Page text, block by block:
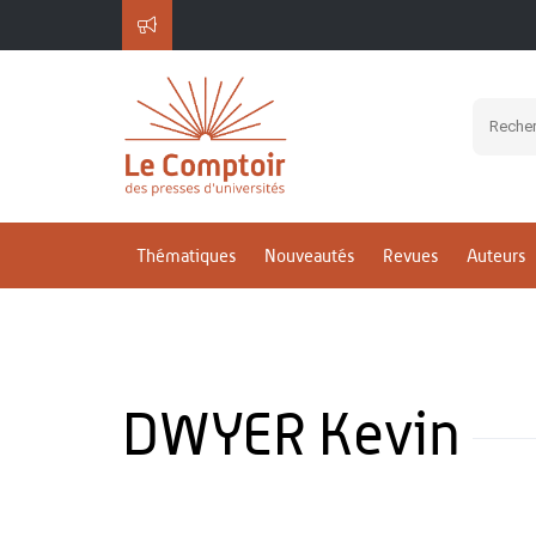
Thématiques Nouveautés Revues Auteurs
DWYER Kevin